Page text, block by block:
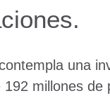
una
192 millones de